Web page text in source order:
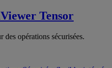
Tensor
opérations sécurisées.